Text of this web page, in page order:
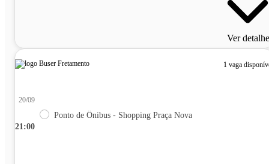
Ver
1 vaga
21:00
20/09
Ponto de Ônibus - Shopping Praça Nova